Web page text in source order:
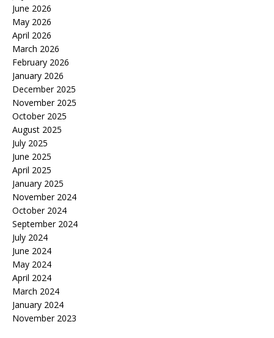
June 2026
May 2026
April 2026
March 2026
February 2026
January 2026
December 2025
November 2025
October 2025
August 2025
July 2025
June 2025
April 2025
January 2025
November 2024
October 2024
September 2024
July 2024
June 2024
May 2024
April 2024
March 2024
January 2024
November 2023